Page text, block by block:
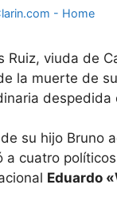
- Home
Ruiz, viuda de
la muerte de
su hijo Bruno
a cuatro
Eduardo